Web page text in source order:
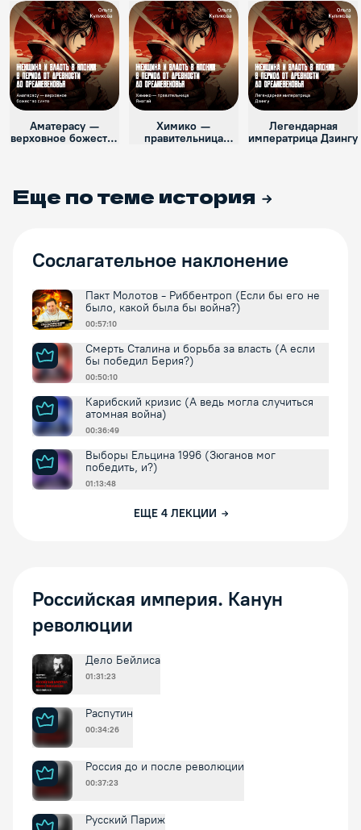
Аматерасу —
верховное божество
Химико —
правительница
Легендарная
императрица Дзингу
Еще по теме история
Сослагательное наклонение
Пакт Молотов - Риббентроп (Если бы его не
было, какой была бы война?)
00:57:10
Смерть Сталина и борьба за власть (А если
бы победил Берия?)
00:50:10
Карибский кризис (А ведь могла случиться
атомная война)
00:36:49
Выборы Ельцина 1996 (Зюганов мог
победить, и?)
01:13:48
ЕЩЕ 4 ЛЕКЦИИ
Российская империя. Канун
революции
Дело Бейлиса
01:31:23
Распутин
00:34:26
Россия до и после революции
00:37:23
Русский Париж